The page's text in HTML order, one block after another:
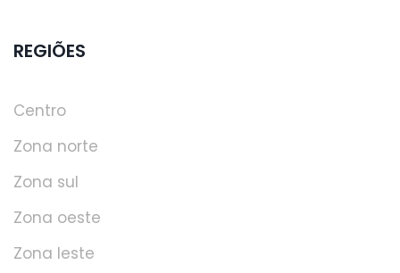
REGIÕES
Centro
Zona norte
Zona sul
Zona oeste
Zona leste